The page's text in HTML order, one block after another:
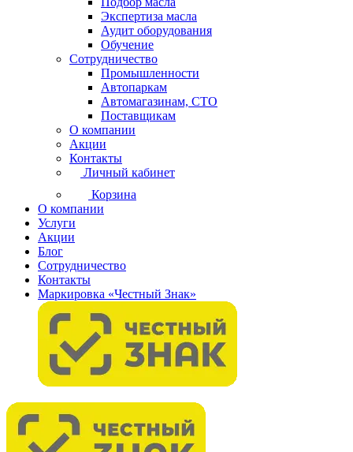
Экспертиза масла
Аудит оборудования
Обучение
Сотрудничество
Промышленности
Автопаркам
Автомагазинам, СТО
Поставщикам
О компании
Акции
Контакты
Личный кабинет
Корзина
О компании
Услуги
Акции
Блог
Сотрудничество
Контакты
Маркировка «Честный Знак»